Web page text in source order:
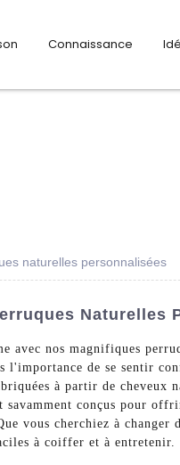
Connaissance
naturelles personnalisées
Naturelles
avec nos magnifiques
l'importance de se sentir
à partir de cheveux
savamment conçus pour
vous cherchiez à
à coiffer et à entretenir.